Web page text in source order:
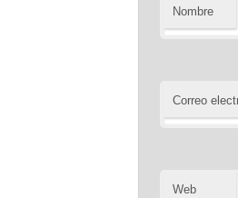
Nombre
Correo
Web